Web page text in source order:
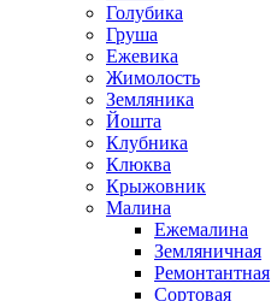
Голубика
Груша
Ежевика
Жимолость
Земляника
Йошта
Клубника
Клюква
Крыжовник
Малина
Ежемалина
Земляничная
Ремонтантная
Сортовая